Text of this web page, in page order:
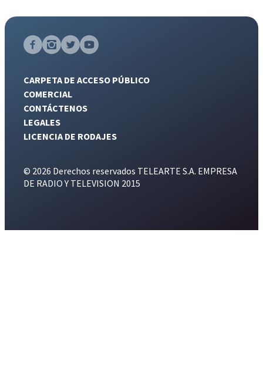
CARPETA DE ACCESO PÚBLICO
COMERCIAL
CONTÁCTENOS
LEGALES
LICENCIA DE RODAJES
© 2026 Derechos reservados TELEARTE S.A. EMPRESA
DE RADIO Y TELEVISION 2015